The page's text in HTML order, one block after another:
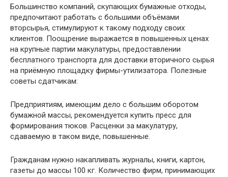
Большинство компаний, скупающих бумажные отходы,
предпочитают работать с большими объёмами
вторсырья, стимулируют к такому подходу своих
клиентов. Поощрение выражается в повышенных ценах
на крупные партии макулатуры, предоставлении
бесплатного транспорта для доставки вторичного сырья
на приёмную площадку фирмы-утилизатора. Полезные
советы сдатчикам:
Предприятиям, имеющим дело с большим оборотом
бумажной массы, рекомендуется купить пресс для
формирования тюков. Расценки за макулатуру,
сдаваемую в таком виде, повышенные.
Гражданам нужно накапливать журналы, книги, картон,
газеты до массы 100 кг. Количество фирм, принимающих